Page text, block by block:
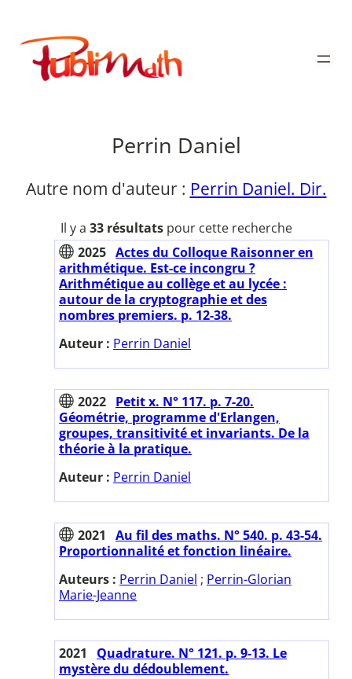
contenu
Publimath
Perrin Daniel
Autre nom d'auteur : Perrin Daniel. Dir.
Il y a 33 résultatspour cette recherche
2025 Actes du Colloque Raisonner en
arithmétique. Est-ce incongru ?
Arithmétique au collège et au lycée :
autour de la cryptographie et des
nombres premiers. p. 12-38.
Auteur : Perrin Daniel
2022 Petit x. N° 117. p. 7-20.
Géométrie, programme d'Erlangen,
groupes, transitivité et invariants. De la
théorie à la pratique.
Auteur : Perrin Daniel
2021
Au fil des maths. N° 540. p. 43-54.
Proportionnalité et fonction linéaire.
Auteurs : Perrin Daniel ; Perrin-Glorian
Marie-Jeanne
2021
Quadrature. N° 121. p. 9-13. Le
mystère du dédoublement.